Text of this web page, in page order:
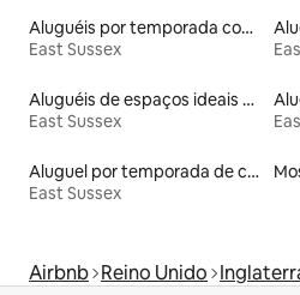
Aluguéis por temporada com café da manhã
East Sussex
Aluguéis de espaços ideais para famílias
East Sussex
Aluguel por temporada de casebres
East Sussex
Airbnb Reino Unido